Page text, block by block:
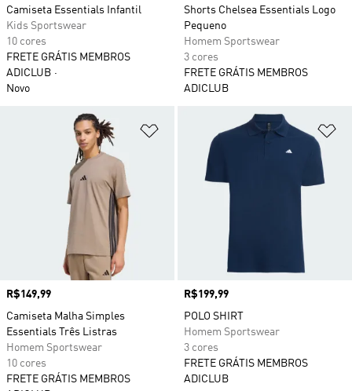
Camiseta Essentials Infantil
Kids Sportswear
10 cores
FRETE GRÁTIS MEMBROS
ADICLUB
Novo
Shorts Chelsea Essentials Logo
Pequeno
Homem Sportswear
3 cores
FRETE GRÁTIS MEMBROS
ADICLUB
Adicionar à Lista de Desejos
Preço
R$149,99
Camiseta Malha Simples
Essentials Três Listras
Homem Sportswear
10 cores
FRETE GRÁTIS MEMBROS
Preço
R$199,99
POLO SHIRT
Homem Sportswear
3 cores
FRETE GRÁTIS MEMBROS
ADICLUB